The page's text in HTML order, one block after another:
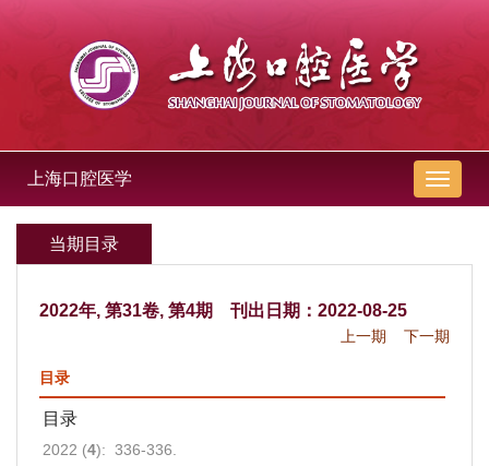
导
航
上海口腔医学
当期目录
2022年, 第31卷, 第4期 刊出日期：2022-08-25
上一期 下一期
目录
目录
2022 (4): 336-336.